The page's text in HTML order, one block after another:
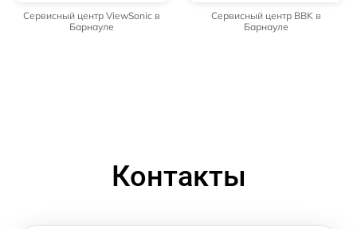
Сервисный центр ViewSonic в
Барнауле
Сервисный центр BBK в
Барнауле
Контакты